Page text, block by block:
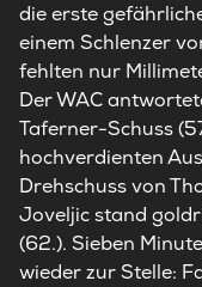
die erste
einem Schlenzer
fehlten nur
Der WAC
Taferner-Schuss
hochverdienten
Drehschuss von
Joveljic stand
(62.). Sieben
wieder zur Stelle: